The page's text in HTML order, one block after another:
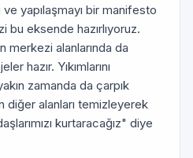
yapılaşmayı bir manifesto
bu eksende hazırlıyoruz.
merkezi alanlarında da
hazır. Yıkımlarını
zamanda da çarpık
alanları temizleyerek
kurtaracağız" diye